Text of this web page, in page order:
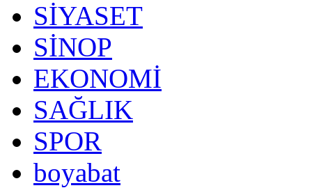
SİYASET
SİNOP
EKONOMİ
SAĞLIK
SPOR
boyabat